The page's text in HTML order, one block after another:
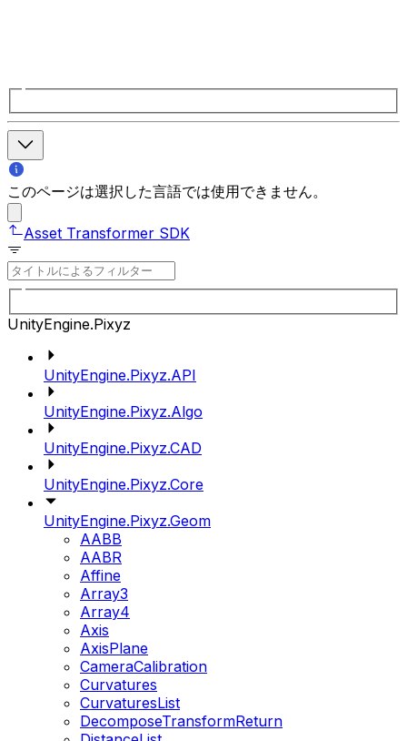
このページは選択した言語では使用できません。
Asset Transformer SDK
UnityEngine.Pixyz
UnityEngine.Pixyz.API
UnityEngine.Pixyz.Algo
UnityEngine.Pixyz.CAD
UnityEngine.Pixyz.Core
UnityEngine.Pixyz.Geom
AABB
AABR
Affine
Array3
Array4
Axis
AxisPlane
CameraCalibration
Curvatures
CurvaturesList
DecomposeTransformReturn